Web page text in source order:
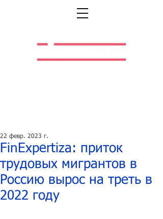
FinExpertizа: приток
трудовых мигрантов в
Россию вырос на треть в
2022 году
22 февр. 2023 г.